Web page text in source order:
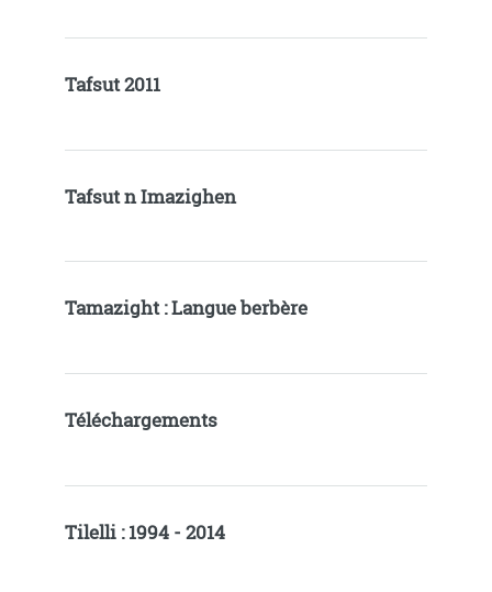
Tafsut 2011
Tafsut n Imazighen
Tamazight : Langue berbère
Téléchargements
Tilelli : 1994 - 2014